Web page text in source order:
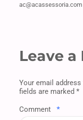
ac@acassessoria.com
Leave a
Your email
fields are marked *
Comment *